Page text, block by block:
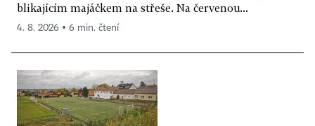
blikajícím majáčkem na střeše. Na červenou...
4. 8. 2026 ▪ 6 min. čtení